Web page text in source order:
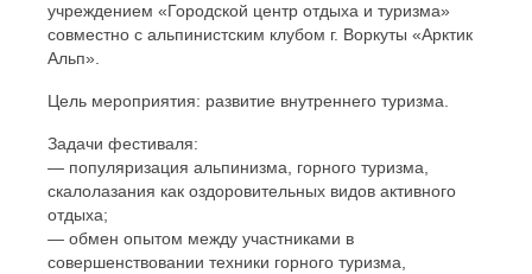
учреждением «Городской центр отдыха и туризма»
совместно с альпинистским клубом г. Воркуты «Арктик
Альп».
Цель мероприятия: развитие внутреннего туризма.
Задачи фестиваля:
— популяризация альпинизма, горного туризма,
скалолазания как оздоровительных видов активного
отдыха;
— обмен опытом между участниками в
совершенствовании техники горного туризма,